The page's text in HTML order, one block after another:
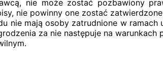
nie może zostać pozbawiony
nie powinny one zostać
nie mają osoby zatrudnione w
za nie następuje na